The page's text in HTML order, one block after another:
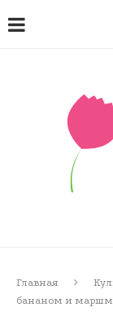
Главная
бананом и